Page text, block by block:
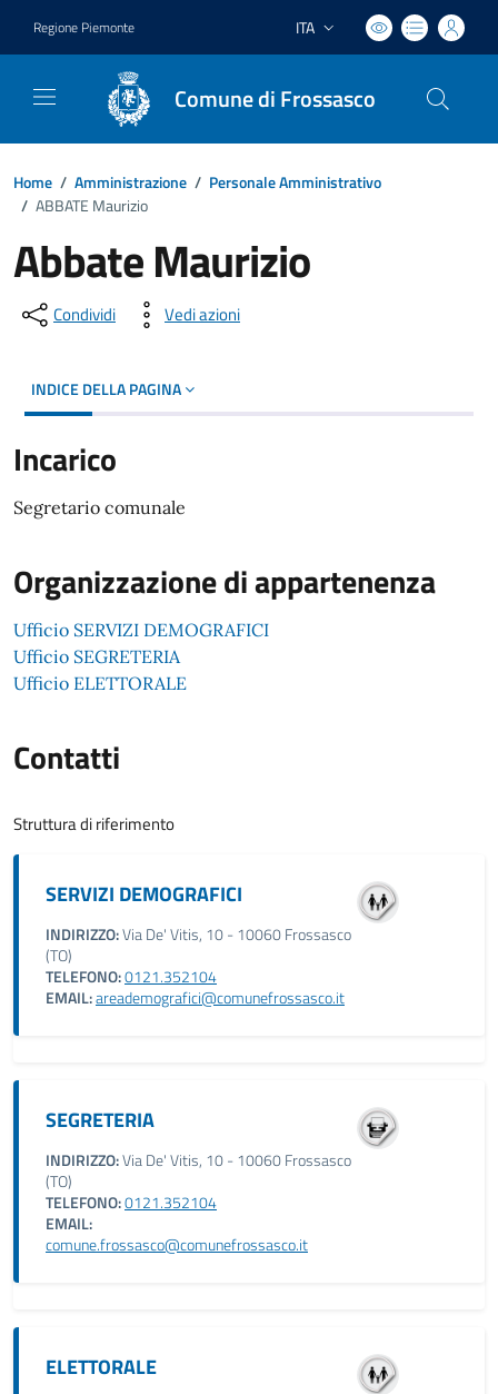
Regione Piemonte Lingua attiva:
ITA
Comune di Frossasco
Home / Amministrazione / Personale Amministrativo
/ ABBATE Maurizio
Abbate Maurizio
Condividi Vedi azioni
INDICE DELLA PAGINA
Incarico
Segretario comunale
Organizzazione di appartenenza
Ufficio SERVIZI DEMOGRAFICI
Ufficio SEGRETERIA
Ufficio ELETTORALE
Contatti
Struttura di riferimento
SERVIZI DEMOGRAFICI
INDIRIZZO:Via De' Vitis, 10 - 10060 Frossasco
(TO)
TELEFONO:0121.352104
EMAIL:areademografici@comunefrossasco.it
SEGRETERIA
INDIRIZZO:Via De' Vitis, 10 - 10060 Frossasco
(TO)
TELEFONO:0121.352104
EMAIL:
comune.frossasco@comunefrossasco.it
ELETTORALE